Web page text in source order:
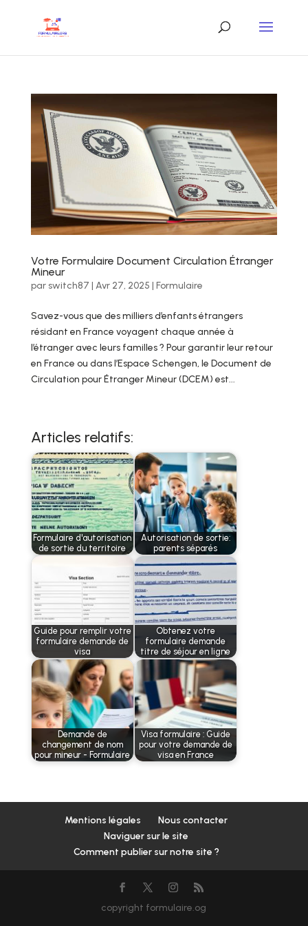
Votre Formulaire Document Circulation Étranger
Mineur
par switch87 | Avr 27, 2025 | Formulaire
Savez-vous que des milliers d’enfants étrangers
résidant en France voyagent chaque année à
l’étranger avec leurs familles ? Pour garantir leur retour
en France ou dans l’Espace Schengen, le Document de
Circulation pour Étranger Mineur (DCEM) est...
Articles relatifs:
Formulaire d'autorisation
de sortie du territoire
Autorisation de sortie:
parents séparés
Guide pour remplir votre
formulaire demande de
visa
Obtenez votre
formulaire demande
titre de séjour en ligne
Demande de
changement de nom
pour mineur - Formulaire
Visa formulaire : Guide
pour votre demande de
visa en France
Mentions légales
Nous contacter
Naviguer sur le site
Comment publier sur notre site ?
copyright formulaire.og